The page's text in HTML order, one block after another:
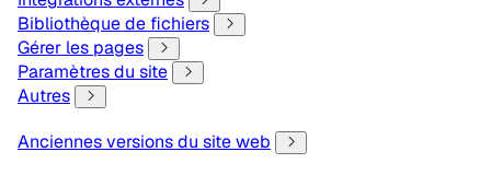
Bibliothèque de fichiers
Gérer les pages
Paramètres du site
Autres
Anciennes versions du site web